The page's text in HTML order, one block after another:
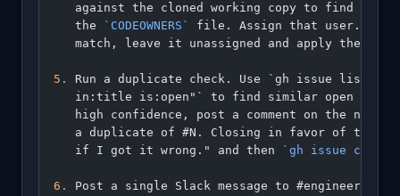
against the cloned working copy to find the
   the
`CODEOWNERS`
file. Assign that user. If there
   match, leave it unassigned and apply the
5.
Run a duplicate check. Use `gh issue list --
in:title is:open"` to find similar open
high confidence, post a comment on the new
a duplicate of #N. Closing in favor of that
   if I got it wrong." and then
`gh issue close`
6.
Post a single Slack message to